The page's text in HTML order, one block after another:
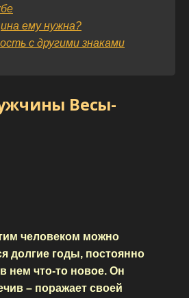
ему нужна?
с другими знаками
Весы-
человеком можно
долгие годы, постоянно
нем что-то новое. Он
– поражает своей